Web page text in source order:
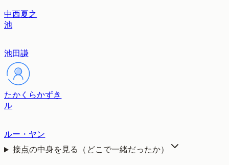
中西夏之
池
池田謙
たかくらかずき
ル
ルー・ヤン
接点の中身を見る（どこで一緒だったか）